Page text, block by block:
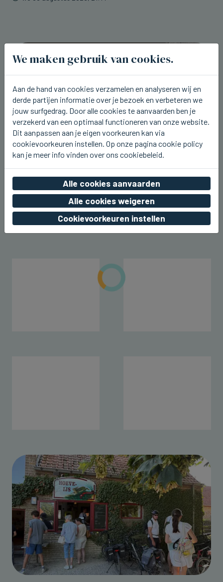
WESTENDE
Aaron Blommaert komt nu zaterdag
naar Joe Paradice Beach
wo 05 augustus 2026, 20:49
We maken gebruik van cookies.
Aan de hand van cookies verzamelen en analyseren wij en
derde partijen informatie over je bezoek en verbeteren we
jouw surfgedrag. Door alle cookies te aanvaarden ben je
verzekerd van een optimaal functioneren van onze website.
Dit aanpassen aan je eigen voorkeuren kan via
cookievoorkeuren instellen. Op onze pagina cookie policy
kan je meer info vinden over ons cookiebeleid.
Alle cookies aanvaarden
Alle cookies weigeren
Cookievoorkeuren instellen